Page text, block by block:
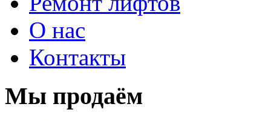
О нас
Контакты
Мы продаём